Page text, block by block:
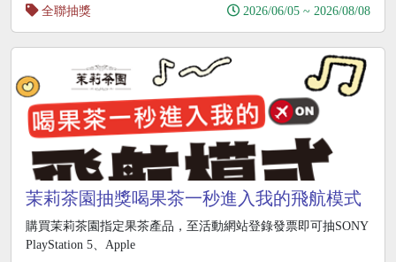
全聯抽獎
2026/06/05 ~ 2026/08/08
茉莉茶園抽獎喝果茶一秒進入我的飛航模式
抽PS5
購買茉莉茶園指定果茶產品，至活動網站登錄發票即可抽SONY
PlayStation 5、Apple